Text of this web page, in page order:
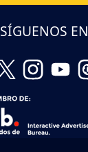
SÍGUENOS EN